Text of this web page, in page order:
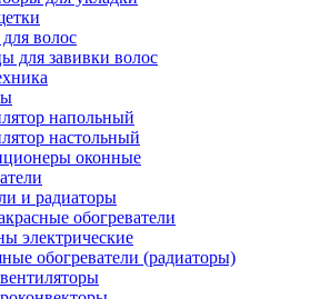
волос
для завивки волос
напольный
настольный
оконные
и радиаторы
обогреватели
электрические
обогреватели (радиаторы)